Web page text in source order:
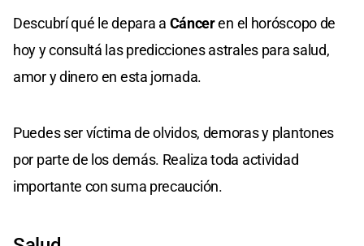
Descubrí qué le depara a Cánceren el horóscopo de
hoy y consultá las predicciones astrales para salud,
amor y dinero en esta jornada.
Puedes ser víctima de olvidos, demoras y plantones
por parte de los demás. Realiza toda actividad
importante con suma precaución.